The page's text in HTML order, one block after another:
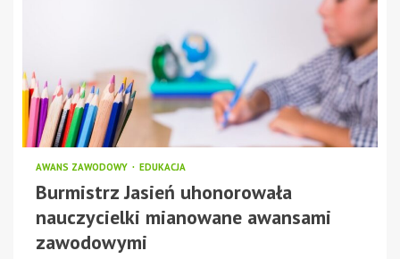
AWANS ZAWODOWY EDUKACJA
Burmistrz Jasień uhonorowała
nauczycielki mianowane awansami
zawodowymi